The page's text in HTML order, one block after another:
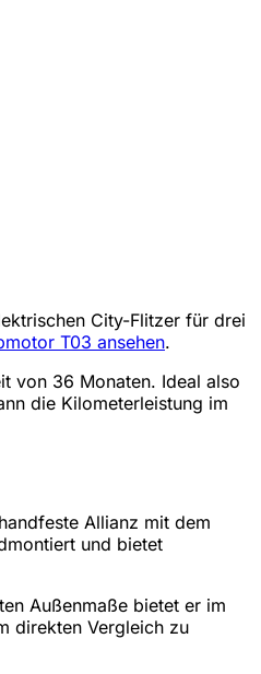
City-Flitzer für drei
T03 ansehen.
von 36 Monaten. Ideal also
die Kilometerleistung im
Allianz mit dem
und bietet
Außenmaße bietet er im
direkten Vergleich zu